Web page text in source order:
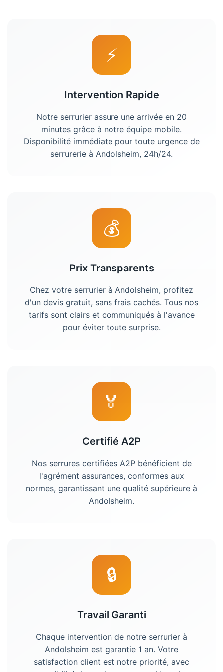
⚡
Intervention Rapide
Notre serrurier assure une arrivée en 20
minutes grâce à notre équipe mobile.
Disponibilité immédiate pour toute urgence de
serrurerie à Andolsheim, 24h/24.
💰
Prix Transparents
Chez votre serrurier à Andolsheim, profitez
d'un devis gratuit, sans frais cachés. Tous nos
tarifs sont clairs et communiqués à l'avance
pour éviter toute surprise.
🏅
Certifié A2P
Nos serrures certifiées A2P bénéficient de
l'agrément assurances, conformes aux
normes, garantissant une qualité supérieure à
Andolsheim.
🔒
Travail Garanti
Chaque intervention de notre serrurier à
Andolsheim est garantie 1 an. Votre
satisfaction client est notre priorité, avec